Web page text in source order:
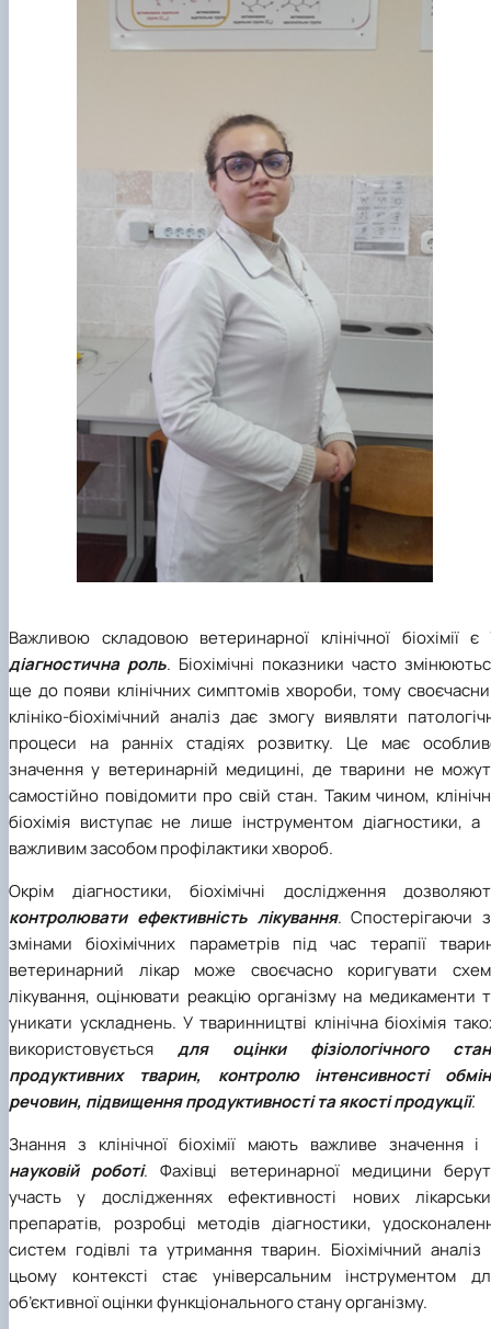
Важливою складовою ветеринарної клінічної біохімії є
діагностична роль. Біохімічні показники часто
ще до появи клінічних симптомів хвороби, тому
клініко-біохімічний аналіз дає змогу виявляти
процеси на ранніх стадіях розвитку. Це має
значення у ветеринарній медицині, де тварини не
самостійно повідомити про свій стан. Таким чином,
біохімія виступає не лише інструментом діагностики, а
важливим засобом профілактики хвороб.
Окрім діагностики, біохімічні дослідження
контролювати ефективність лікування. Спостерігаючи
змінами біохімічних параметрів під час терапії
ветеринарний лікар може своєчасно коригувати
лікування, оцінювати реакцію організму на медикаменти
уникати ускладнень. У тваринництві клінічна біохімія
використовується для оцінки фізіологічного
продуктивних тварин, контролю інтенсивності
речовин, підвищення продуктивності та якості продукції.
Знання з клінічної біохімії мають важливе значення і
науковій роботі. Фахівці ветеринарної медицини
участь у дослідженнях ефективності нових
препаратів, розробці методів діагностики,
систем годівлі та утримання тварин. Біохімічний аналіз
цьому контексті стає універсальним інструментом
об’єктивної оцінки функціонального стану організму.